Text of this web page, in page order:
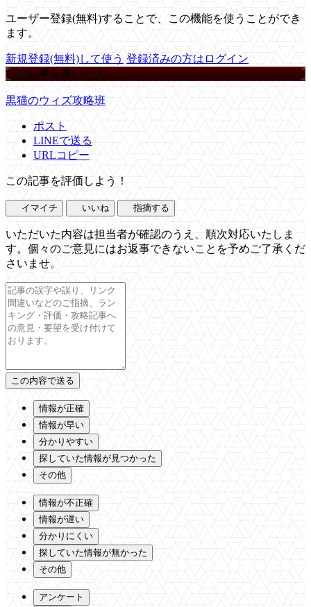
ユーザー登録(無料)することで、この機能を使うことができ
ます。
新規登録(無料)して使う 登録済みの方はログイン
この記事を書いた人
黒猫のウィズ攻略班
ポスト
LINEで送る
URLコピー
この記事を評価しよう！
イマイチ いいね 指摘する
いただいた内容は担当者が確認のうえ、順次対応いたしま
す。個々のご意見にはお返事できないことを予めご了承くだ
さいませ。
情報が正確
情報が早い
分かりやすい
探していた情報が見つかった
その他
情報が不正確
情報が遅い
分かりにくい
探していた情報が無かった
その他
アンケート